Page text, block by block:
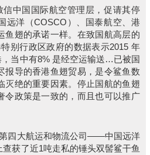
中国国际航空管理层，促请其停
远洋（COSCO）、国泰航空、港
鱼翅的承诺一样。在致国航高层的
别行政区政府的数据表示2015 年
当中有8% 是经空运输送…已被国
报导的香港鱼翅贸易，是令鲨鱼数
灭绝的重要因素。停止国航的鱼翅
令政策是一致的，而且也可以推广
四大航运和物流公司——中国远洋
获了近1吨走私的锤头双髻鲨干鱼